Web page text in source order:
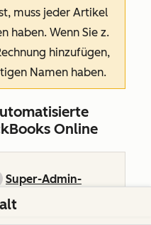
muss jeder Artikel
haben. Wenn Sie z.
hinzufügen,
Namen haben.
Online
Super-Admin-
zum